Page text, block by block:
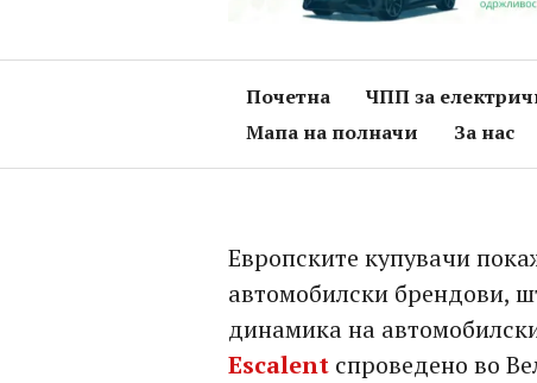
Почетна ЧПП за
Мапа на полначи
За нас
Европските купувачи
автомобилски брендови,
динамика на
Escalent спроведено во